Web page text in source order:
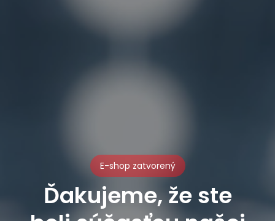
E-shop zatvorený
Ďakujeme, že ste